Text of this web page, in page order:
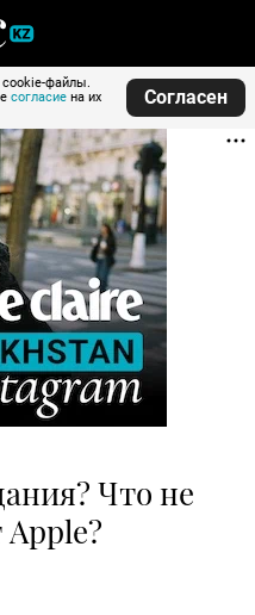
файлы.
согласие на их
Согласен
Что не